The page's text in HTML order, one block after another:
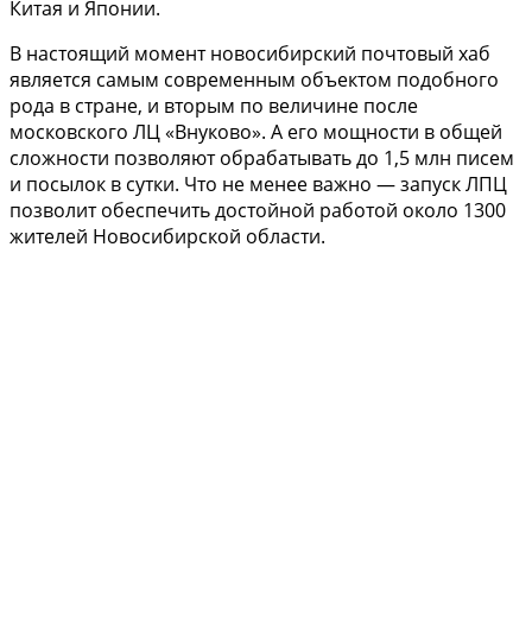
Китая и Японии.
В настоящий момент новосибирский почтовый хаб
является самым современным объектом подобного
рода в стране, и вторым по величине после
московского ЛЦ «Внуково». А его мощности в общей
сложности позволяют обрабатывать до 1,5 млн писем
и посылок в сутки. Что не менее важно — запуск ЛПЦ
позволит обеспечить достойной работой около 1300
жителей Новосибирской области.